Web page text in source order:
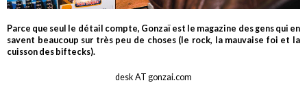
Parce que seul le détail compte, Gonzaï est le magazine des gens qui en
savent beaucoup sur très peu de choses (le rock, la mauvaise foi et la
cuisson des biftecks).
desk AT gonzai.com